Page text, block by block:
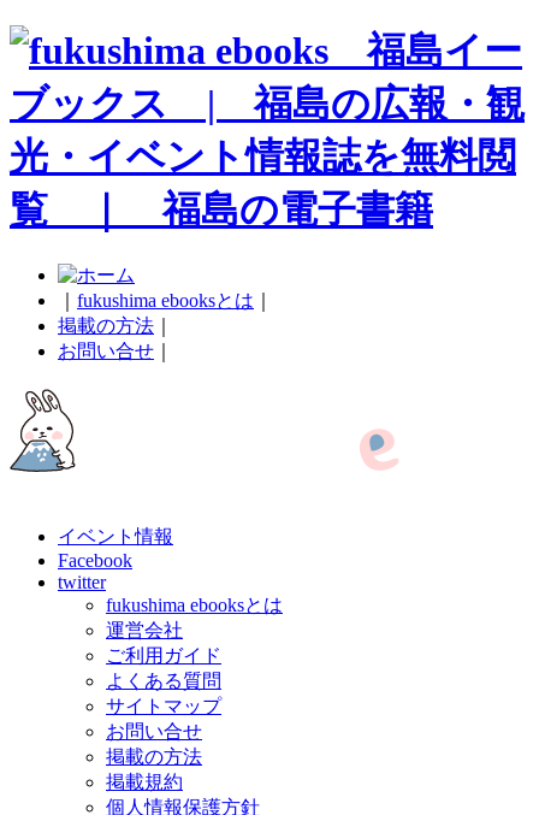
fukushima ebooksとは
掲載の方法
お問い合せ
イベント情報
Facebook
twitter
fukushima ebooksとは
運営会社
ご利用ガイド
よくある質問
サイトマップ
お問い合せ
掲載の方法
掲載規約
個人情報保護方針